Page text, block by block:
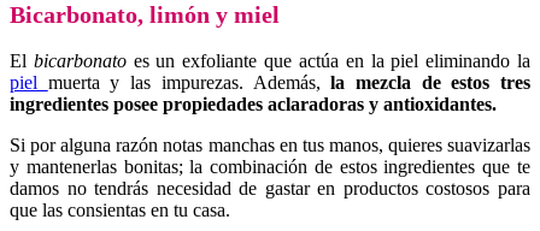
Bicarbonato, limón y miel
El bicarbonatoes un exfoliante que actúa en la piel eliminando la
piel muerta y las impurezas. Además,la mezcla de estos tres
ingredientes posee propiedades aclaradoras y antioxidantes.
Si por alguna razón notas manchas en tus manos, quieres suavizarlas
y mantenerlas bonitas; la combinación de estos ingredientes que te
damos no tendrás necesidad de gastar en productos costosos para
que las consientas en tu casa.